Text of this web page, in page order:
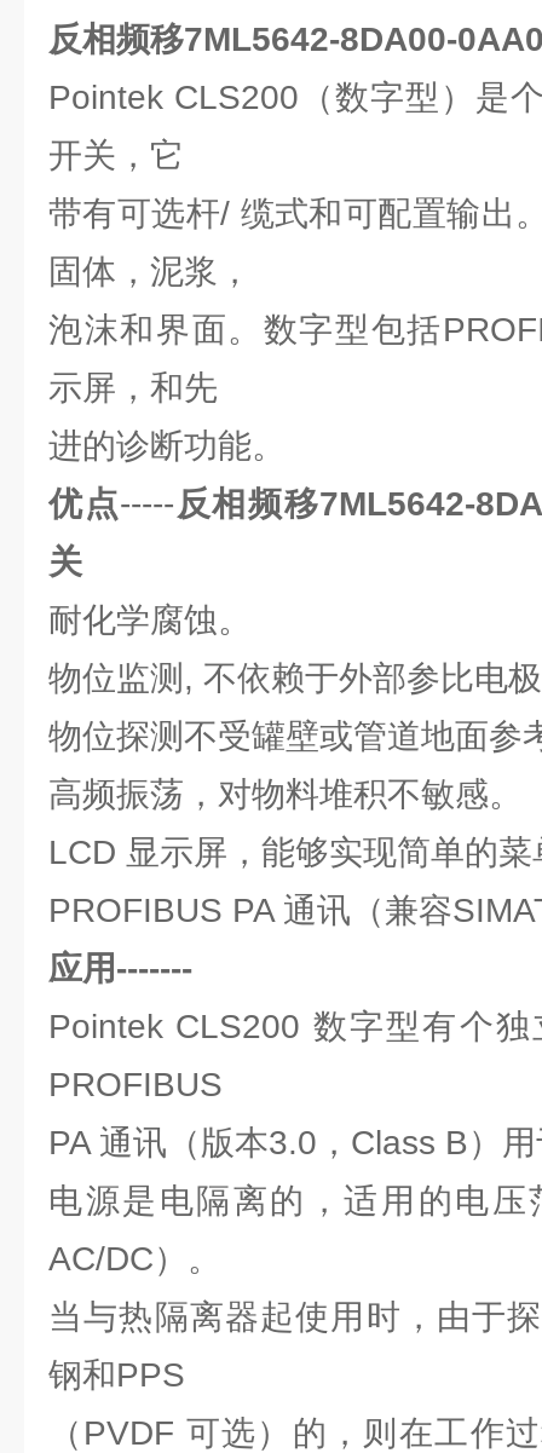
反相频移7ML5642-8DA00-
Pointek CLS200（数字型）是
开关，它
带有可选杆/ 缆式和可配置输出
固体，泥浆，
泡沫和界面。数字型包括
示屏，和先
进的诊断功能。
优点-----反相频移7ML5642-
关
耐化学腐蚀。
物位监测, 不依赖于外部参比电
物位探测不受罐壁或管道地面参
高频振荡，对物料堆积不敏感。
LCD 显示屏，能够实现简单的
PROFIBUS PA 通讯（兼容
应用-------
Pointek CLS200 数字型有个
PROFIBUS
PA 通讯（版本3.0，Class B）
电源是电隔离的，适用的电
AC/DC）。
当与热隔离器起使用时，由于
钢和PPS
（PVDF 可选）的，则在工作